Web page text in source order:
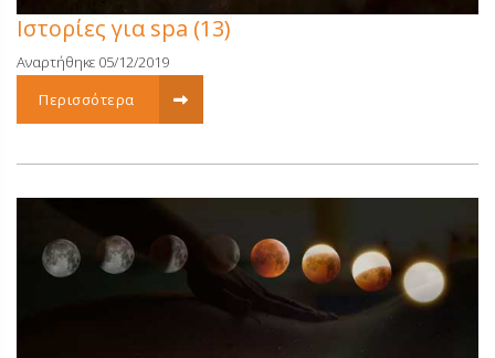
Ιστορίες για spa (13)
Αναρτήθηκε 05/12/2019
Περισσότερα